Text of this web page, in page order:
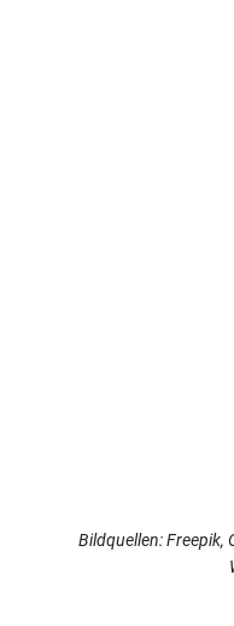
Bildquellen: Freepik,